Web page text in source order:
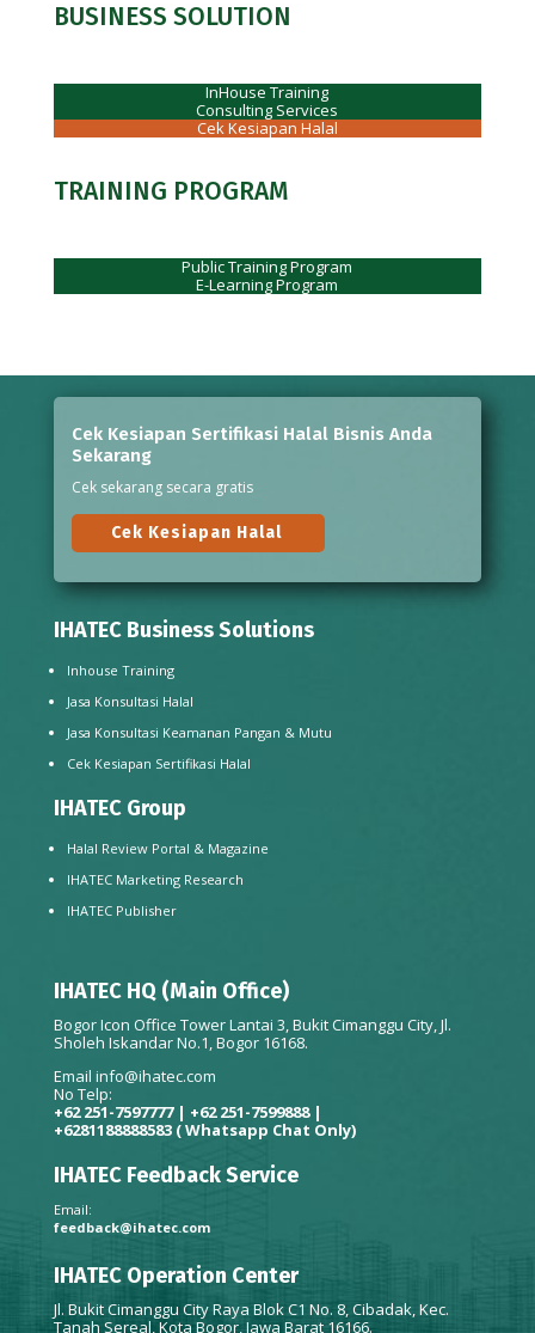
BUSINESS SOLUTION
InHouse Training
Consulting Services
Cek Kesiapan Halal
TRAINING PROGRAM
Public Training Program
E-Learning Program
Cek Kesiapan Sertifikasi Halal Bisnis Anda
Sekarang
Cek sekarang secara gratis
Cek Kesiapan Halal
IHATEC Business Solutions
Inhouse Training
Jasa Konsultasi Halal
Jasa Konsultasi Keamanan Pangan & Mutu
Cek Kesiapan Sertifikasi Halal
IHATEC Group
Halal Review Portal & Magazine
IHATEC Marketing Research
IHATEC Publisher
IHATEC HQ (Main Office)
Bogor Icon Office Tower Lantai 3, Bukit Cimanggu City, Jl.
Sholeh Iskandar No.1, Bogor 16168.
Email info@ihatec.com
No Telp:
+62 251-7597777 | +62 251-7599888 |
+6281188888583 ( Whatsapp Chat Only)
IHATEC Feedback Service
Email:
feedback@ihatec.com
IHATEC Operation Center
Jl. Bukit Cimanggu City Raya Blok C1 No. 8, Cibadak, Kec.
Tanah Sereal, Kota Bogor, Jawa Barat 16166.